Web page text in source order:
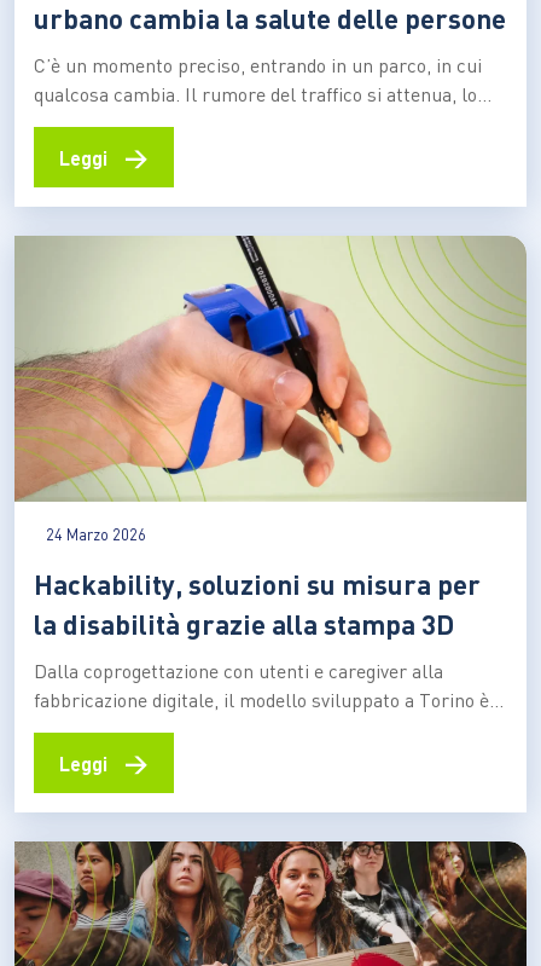
urbano cambia la salute delle persone
C’è un momento preciso, entrando in un parco, in cui
qualcosa cambia. Il rumore del traffico si attenua, lo
sguardo si allunga, il passo rallenta. Non è solo una
sensazione soggettiva: è una risposta fisiologica. Il
diverso rispetto a quando è circondato…
Leggi →
24 Marzo 2026
Hackability, soluzioni su misura per
la disabilità grazie alla stampa 3D
Dalla coprogettazione con utenti e caregiver alla
fabbricazione digitale, il modello sviluppato a Torino è
diventato un riferimento per l’accessibilità diffusa Nata
a Torino nel 2014, Hackability ha trasformato
sociale: progettare e realizzare soluzioni per la
disabilità partendo dai bisogni concreti delle persone,…
Leggi →